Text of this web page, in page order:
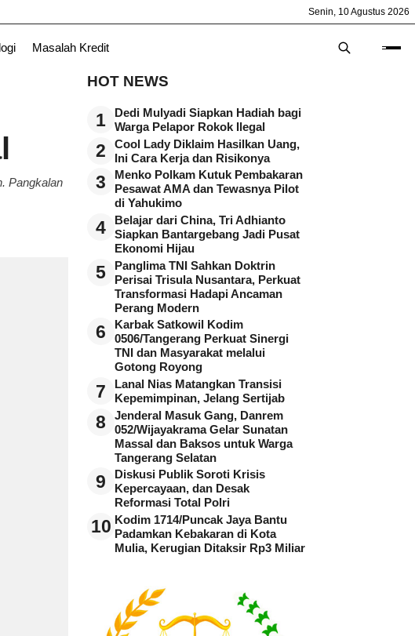
Senin, 10 Agustus 2026
Masalah Kredit
Pangkalan
HOT NEWS
1
Dedi Mulyadi Siapkan Hadiah bagi
Warga Pelapor Rokok Ilegal
2
Cool Lady Diklaim Hasilkan Uang,
Ini Cara Kerja dan Risikonya
3
Menko Polkam Kutuk Pembakaran
Pesawat AMA dan Tewasnya Pilot
di Yahukimo
4
Belajar dari China, Tri Adhianto
Siapkan Bantargebang Jadi Pusat
Ekonomi Hijau
5
Panglima TNI Sahkan Doktrin
Perisai Trisula Nusantara, Perkuat
Transformasi Hadapi Ancaman
Perang Modern
6
Karbak Satkowil Kodim
0506/Tangerang Perkuat Sinergi
TNI dan Masyarakat melalui
Gotong Royong
7
Lanal Nias Matangkan Transisi
Kepemimpinan, Jelang Sertijab
8
Jenderal Masuk Gang, Danrem
052/Wijayakrama Gelar Sunatan
Massal dan Baksos untuk Warga
Tangerang Selatan
9
Diskusi Publik Soroti Krisis
Kepercayaan, dan Desak
Reformasi Total Polri
10 Kodim 1714/Puncak Jaya Bantu
Padamkan Kebakaran di Kota
Mulia, Kerugian Ditaksir Rp3 Miliar